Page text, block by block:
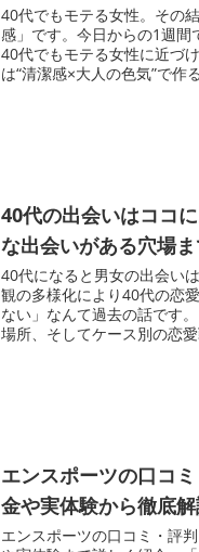
40代でもモテる女性。その
感」です。今日からの1週間
40代でもモテる女性に近づ
は“清潔感×大人の色気”で作
40代の出会いはココ
な出会いがある穴場ま
40代になると男女の出会い
観の多様化により40代の恋
ない」なんて過去の話です
場所、そしてケース別の恋
エンスポーツの口コ
金や実体験から徹底解
エンスポーツの口コミ・評